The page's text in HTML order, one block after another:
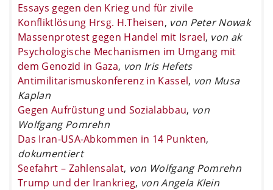
Essays gegen den Krieg und für zivile
Konfliktlösung Hrsg. H.Theisen, von Peter Nowak
Massenprotest gegen Handel mit Israel, von ak
Psychologische Mechanismen im Umgang mit
dem Genozid in Gaza, von Iris Hefets
Antimilitarismuskonferenz in Kassel, von Musa
Kaplan
Gegen Aufrüstung und Sozialabbau, von
Wolfgang Pomrehn
Das Iran-USA-Abkommen in 14 Punkten,
dokumentiert
Seefahrt – Zahlensalat, von Wolfgang Pomrehn
Trump und der Irankrieg, von Angela Klein